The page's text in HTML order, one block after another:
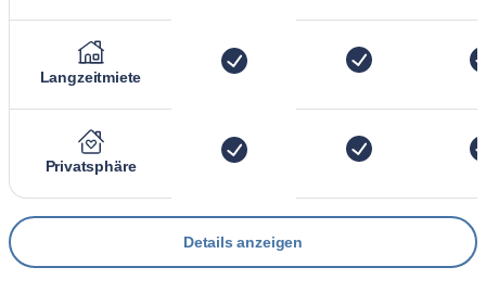
Langzeitmiete
Privatsphäre
Details anzeigen